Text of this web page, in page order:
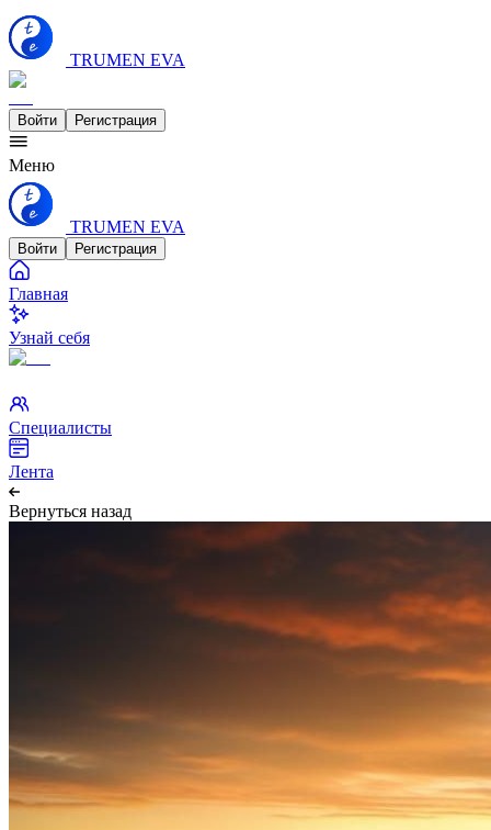
TRUMEN EVA
Войти Регистрация
Меню
TRUMEN EVA
Войти Регистрация
Главная
Узнай себя
Специалисты
Лента
Вернуться назад